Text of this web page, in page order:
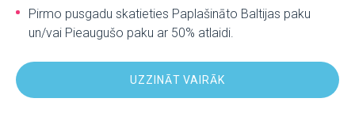
Pirmo pusgadu skatieties Paplašināto Baltijas paku
un/vai Pieaugušo paku ar 50% atlaidi.
UZZINĀT VAIRĀK